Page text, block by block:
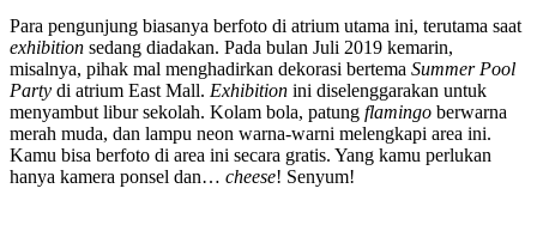
Para pengunjung biasanya berfoto di atrium utama ini, terutama saat
exhibition sedang diadakan. Pada bulan Juli 2019 kemarin,
misalnya, pihak mal menghadirkan dekorasi bertema Summer Pool
Party di atrium East Mall. Exhibition ini diselenggarakan untuk
menyambut libur sekolah. Kolam bola, patung flamingo berwarna
merah muda, dan lampu neon warna-warni melengkapi area ini.
Kamu bisa berfoto di area ini secara gratis. Yang kamu perlukan
hanya kamera ponsel dan… cheese! Senyum!